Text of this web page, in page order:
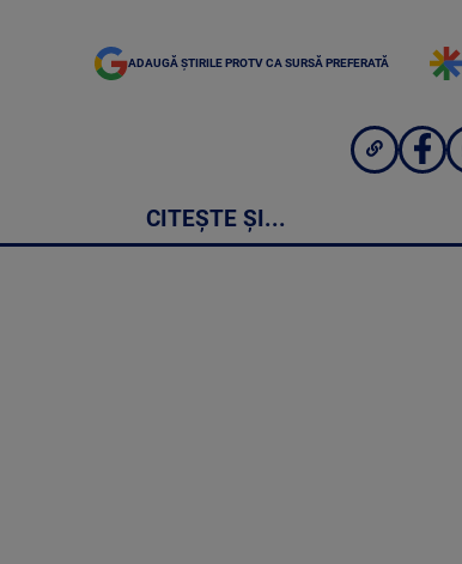
ADAUGĂ ȘTIRILE PROTV CA SURSĂ PREFERATĂ
CITEȘTE ȘI...